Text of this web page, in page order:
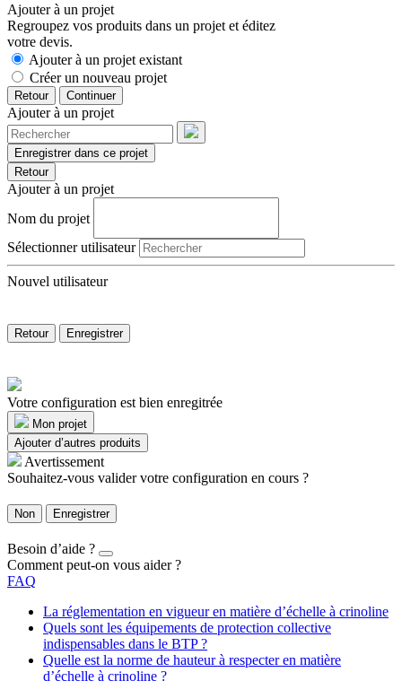
Ajouter à un projet
Regroupez vos produits dans un projet et éditez
votre devis.
Ajouter à un projet existant
Créer un nouveau projet
Retour Continuer
Ajouter à un projet
Enregistrer dans ce projet
Retour
Ajouter à un projet
Nom du projet
Sélectionner utilisateur
Nouvel utilisateur
Retour Enregistrer
Votre configuration est bien enregitrée
Mon projet
Ajouter d’autres produits
Avertissement
Souhaitez-vous valider votre configuration en cours ?
Non Enregistrer
Besoin d’aide ?
Comment peut-on vous aider ?
FAQ
La réglementation en vigueur en matière d’échelle à crinoline
Quels sont les équipements de protection collective
indispensables dans le BTP ?
Quelle est la norme de hauteur à respecter en matière
d’échelle à crinoline ?